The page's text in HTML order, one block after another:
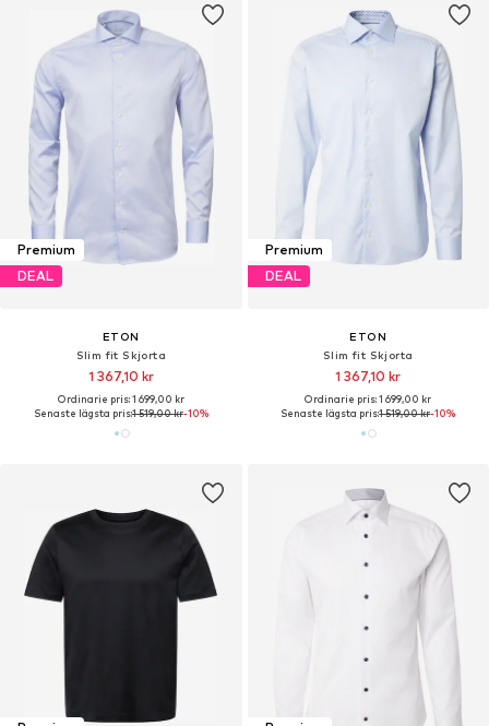
Premium
DEAL
ETON
Slim fit Skjorta
1 367,10 kr
Ordinarie pris: 1 699,00 kr
Senaste lägsta pris:1 519,00 kr-10%
Premium
DEAL
ETON
Slim fit Skjorta
1 367,10 kr
Ordinarie pris: 1 699,00 kr
Senaste lägsta pris:1 519,00 kr-10%